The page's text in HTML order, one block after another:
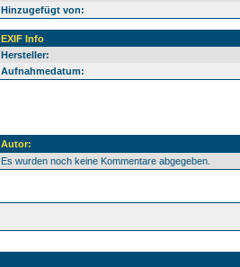
Hinzugefügt von:
EXIF Info
Hersteller:
Aufnahmedatum:
Autor:
Es wurden noch keine Kommentare abgegeben.